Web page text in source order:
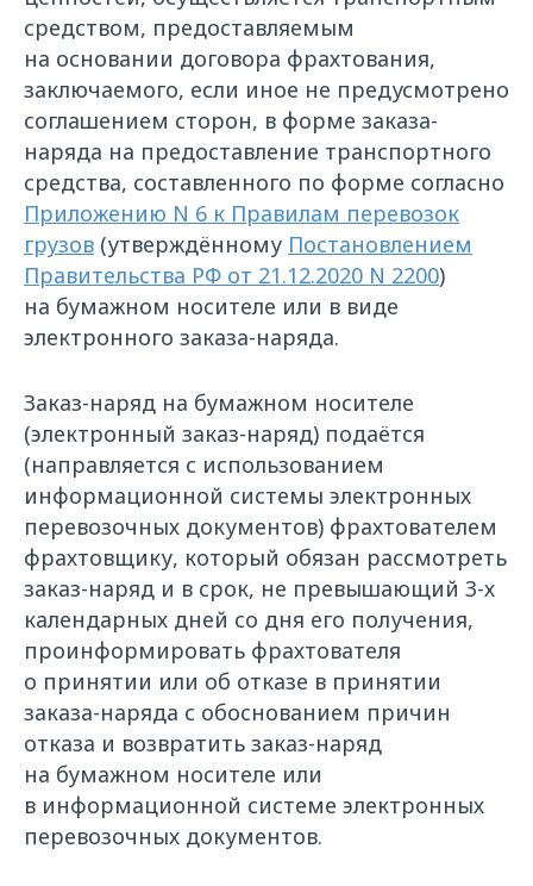
средством, предоставляемым
на основании договора фрахтования,
заключаемого, если иное не предусмотрено
соглашением сторон, в форме заказа-
наряда на предоставление транспортного
средства, составленного по форме согласно
Приложению N 6 к Правилам перевозок
грузов (утверждённому Постановлением
Правительства РФ от 21.12.2020 N 2200)
на бумажном носителе или в виде
электронного заказа-наряда.
Заказ-наряд на бумажном носителе
(электронный заказ-наряд) подаётся
(направляется с использованием
информационной системы электронных
перевозочных документов) фрахтователем
фрахтовщику, который обязан рассмотреть
заказ-наряд и в срок, не превышающий 3-х
календарных дней со дня его получения,
проинформировать фрахтователя
о принятии или об отказе в принятии
заказа-наряда с обоснованием причин
отказа и возвратить заказ-наряд
на бумажном носителе или
в информационной системе электронных
перевозочных документов.